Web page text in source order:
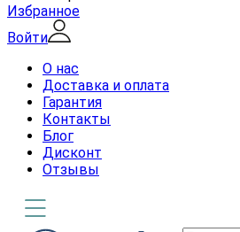
Избранное
Войти
О нас
Доставка и оплата
Гарантия
Контакты
Блог
Дисконт
Отзывы